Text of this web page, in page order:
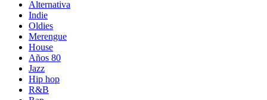
Alternativa
Indie
Oldies
Merengue
House
Años 80
Jazz
Hip hop
R&B